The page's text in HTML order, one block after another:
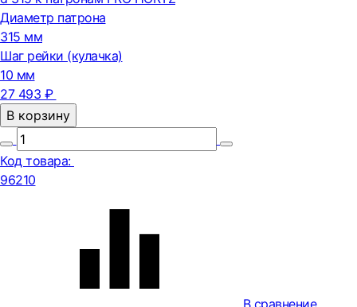
Диаметр патрона
315 мм
Шаг рейки (кулачка)
10 мм
27 493 ₽
В корзину
Код товара:
96210